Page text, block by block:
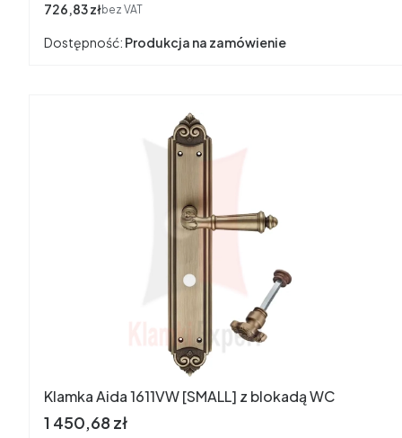
Cena
726,83 złbez VAT
Dostępność: Produkcja na zamówienie
Klamka Aida 1611VW [SMALL] z blokadą WC
Cena
1 450,68 zł